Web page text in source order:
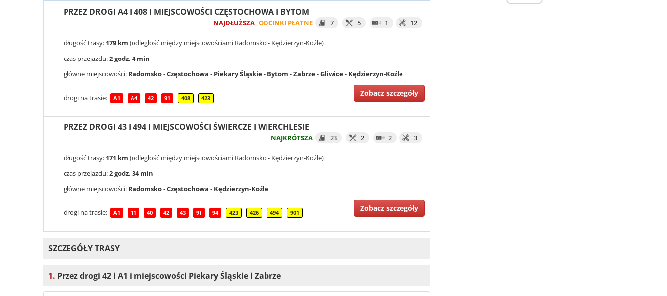
PRZEZ DROGI A4 I 408 I MIEJSCOWOŚCI CZĘSTOCHOWA I BYTOM
NAJDŁUŻSZA ODCINKI PŁATNE 7 5 1 12
długość trasy: 179 km (odległość między miejscowościami Radomsko - Kędzierzyn-Koźle)
czas przejazdu:2 godz. 4 min
główne miejscowości: Radomsko-Częstochowa - Piekary Śląskie- Bytom -Zabrze-Gliwice- Kędzierzyn-Koźle
drogi na trasie: A1 A4 42 91 408 423
Zobacz szczegóły
PRZEZ DROGI 43 I 494 I MIEJSCOWOŚCI ŚWIERCZE I WIERCHLESIE
NAJKRÓTSZA 23 2 2 3
długość trasy: 171 km (odległość między miejscowościami Radomsko - Kędzierzyn-Koźle)
czas przejazdu:2 godz. 34 min
główne miejscowości: Radomsko-Częstochowa - Kędzierzyn-Koźle
drogi na trasie: A1 11 40 42 43 91 94 423 426 494 901
Zobacz szczegóły
SZCZEGÓŁY TRASY
1. Przez drogi 42 i A1 i miejscowości Piekary Śląskie i Zabrze